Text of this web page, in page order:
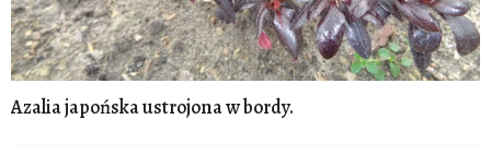
Azalia japońska ustrojona w bordy.